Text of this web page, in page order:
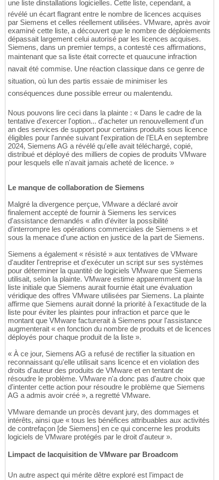
une liste dinstallations logicielles. Cette liste, cependant, a
révélé un écart flagrant entre le nombre de licences acquises
par Siemens et celles réellement utilisées. VMware, après avoir
examiné cette liste, a découvert que le nombre de déploiements
dépassait largement celui autorisé par les licences acquises.
Siemens, dans un premier temps, a contesté ces affirmations,
maintenant que sa liste était correcte et quaucune infraction
navait été commise. Une réaction classique dans ce genre de
situation, où lun des partis essaie de minimiser les
conséquences dune possible erreur ou malentendu.
Nous pouvons lire ceci dans la plainte : « Dans le cadre de la
tentative d'exercer l'option... d'acheter un renouvellement d'un
an des services de support pour certains produits sous licence
éligibles pour l'année suivant l'expiration de l'ELA en septembre
2024, Siemens AG a révélé qu'elle avait téléchargé, copié,
distribué et déployé des milliers de copies de produits VMware
pour lesquels elle n'avait jamais acheté de licence. »
Le manque de collaboration de Siemens
Malgré la divergence perçue, VMware a déclaré avoir
finalement accepté de fournir à Siemens les services
d'assistance demandés « afin d'éviter la possibilité
d'interrompre les opérations commerciales de Siemens » et
sous la menace d'une action en justice de la part de Siemens.
Siemens a également « résisté » aux tentatives de VMware
d'auditer l'entreprise et d'exécuter un script sur ses systèmes
pour déterminer la quantité de logiciels VMware que Siemens
utilisait, selon la plainte. VMware estime apparemment que la
liste initiale que Siemens aurait fournie était une évaluation
véridique des offres VMware utilisées par Siemens. La plainte
affirme que Siemens aurait donné la priorité à l'exactitude de la
liste pour éviter les plaintes pour infraction et parce que le
montant que VMware facturerait à Siemens pour l'assistance
augmenterait « en fonction du nombre de produits et de licences
déployés pour chaque produit de la liste ».
« À ce jour, Siemens AG a refusé de rectifier la situation en
reconnaissant qu'elle utilisait sans licence et en violation des
droits d'auteur des produits de VMware et en tentant de
résoudre le problème. VMware n'a donc pas d'autre choix que
d'intenter cette action pour résoudre le problème que Siemens
AG a admis avoir créé », a regretté VMware.
VMware demande un procès devant jury, des dommages et
intérêts, ainsi que « tous les bénéfices attribuables aux activités
de contrefaçon [de Siemens] en ce qui concerne les produits
logiciels de VMware protégés par le droit d'auteur ».
Limpact de lacquisition de VMware par Broadcom
Un autre aspect qui mérite dêtre exploré est l'impact de